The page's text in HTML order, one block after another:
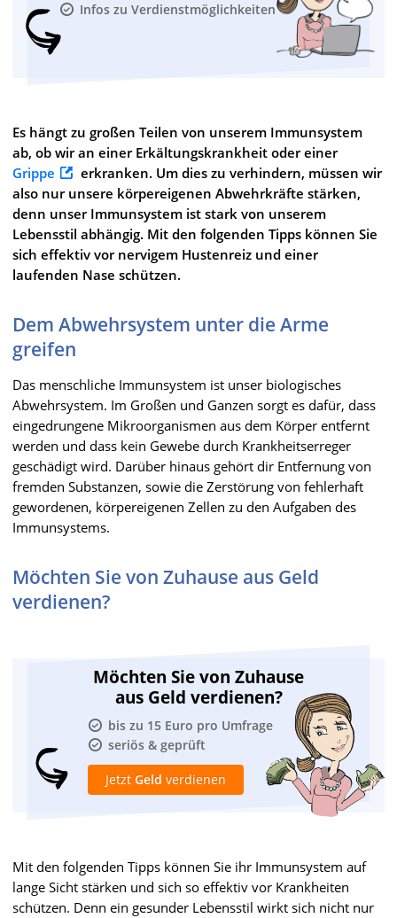
Infos zu Verdienstmöglichkeiten
Es hängt zu großen Teilen von unserem Immunsystem
ab, ob wir an einer Erkältungskrankheit oder einer
Grippe
erkranken. Um dies zu verhindern, müssen wir
also nur unsere körpereigenen Abwehrkräfte stärken,
denn unser Immunsystem ist stark von unserem
Lebensstil abhängig. Mit den folgenden Tipps können Sie
sich effektiv vor nervigem Hustenreiz und einer
laufenden Nase schützen.
Dem Abwehrsystem unter die Arme
greifen
Das menschliche Immunsystem ist unser biologisches
Abwehrsystem. Im Großen und Ganzen sorgt es dafür, dass
eingedrungene Mikroorganismen aus dem Körper entfernt
werden und dass kein Gewebe durch Krankheitserreger
geschädigt wird. Darüber hinaus gehört dir Entfernung von
fremden Substanzen, sowie die Zerstörung von fehlerhaft
gewordenen, körpereigenen Zellen zu den Aufgaben des
Immunsystems.
Möchten Sie von Zuhause aus Geld
verdienen?
Möchten Sie von Zuhause
aus Geld verdienen?
bis zu 15 Euro pro Umfrage
seriös & geprüft
Jetzt Geld verdienen
Mit den folgenden Tipps können Sie ihr Immunsystem auf
lange Sicht stärken und sich so effektiv vor Krankheiten
schützen. Denn ein gesunder Lebensstil wirkt sich nicht nur